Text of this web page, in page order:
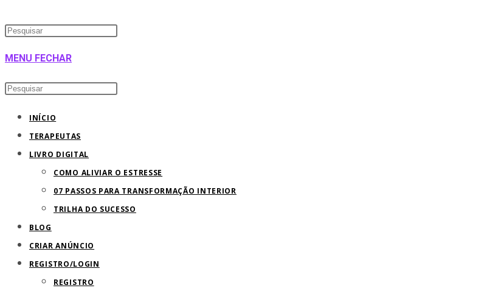
PESQUISA
Pressione
“Esc”
de
pesquisa.
MENU FECHAR
Pesquisar
site
Pressione
fechar
o
painel
INÍCIO
TERAPEUTAS
LIVRO DIGITAL
COMO ALIVIAR O ESTRESSE
07 PASSOS PARA TRANSFORMAÇÃO INTERIOR
TRILHA DO SUCESSO
BLOG
CRIAR ANÚNCIO
REGISTRO/LOGIN
REGISTRO